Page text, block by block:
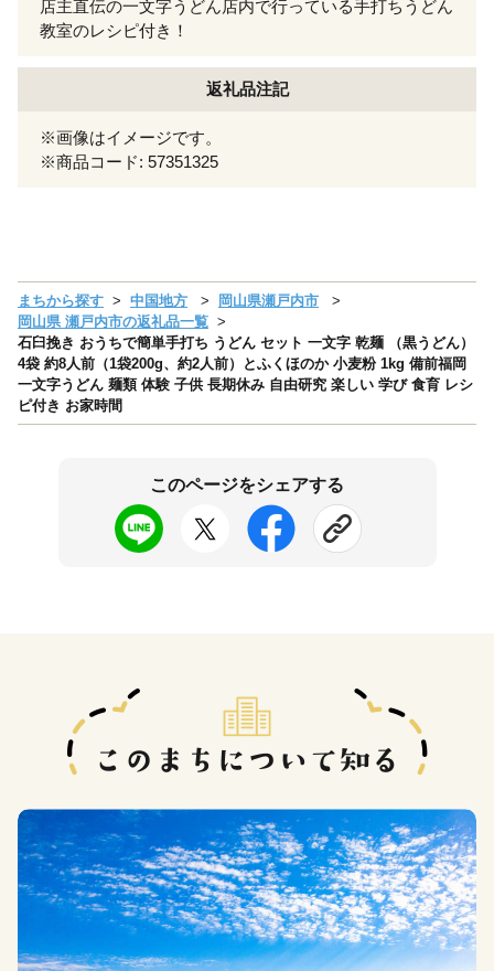
店主直伝の一文字うどん店内で行っている手打ちうどん
教室のレシピ付き！
返礼品注記
※画像はイメージです。
※商品コード: 57351325
まちから探す 中国地方
岡山県瀬戸内市
岡山県 瀬戸内市の返礼品一覧
石臼挽き おうちで簡単手打ち うどん セット 一文字 乾麺 （黒うどん）
4袋 約8人前（1袋200g、約2人前）とふくほのか 小麦粉 1kg 備前福岡
一文字うどん 麺類 体験 子供 長期休み 自由研究 楽しい 学び 食育 レシ
ピ付き お家時間
このページをシェアする